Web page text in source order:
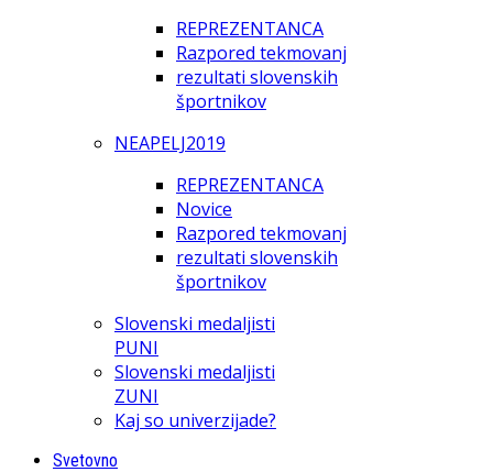
REPREZENTANCA
Razpored tekmovanj
rezultati slovenskih
športnikov
NEAPELJ2019
REPREZENTANCA
Novice
Razpored tekmovanj
rezultati slovenskih
športnikov
Slovenski medaljisti
PUNI
Slovenski medaljisti
ZUNI
Kaj so univerzijade?
Svetovno